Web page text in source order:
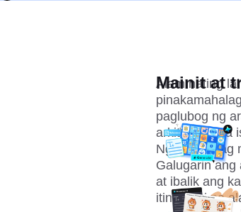
Alam nating
paglubog ng
arkitektura sa
Ngunit huwag
Galugarin ang
at ibalik ang
itinatangi na
Mainit at